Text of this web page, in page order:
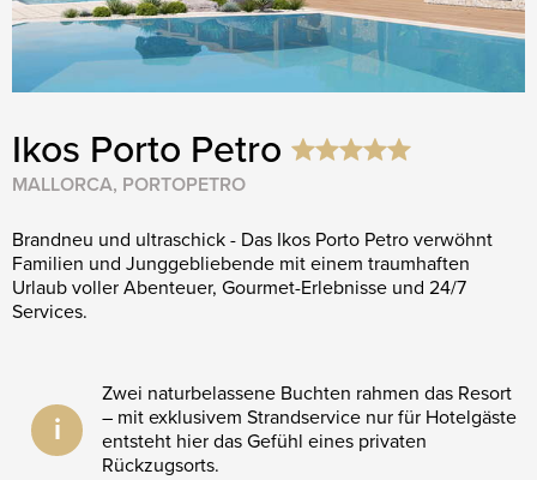
Ikos Porto Petro
MALLORCA, PORTOPETRO
Brandneu und ultraschick - Das Ikos Porto Petro verwöhnt
Familien und Junggebliebende mit einem traumhaften
Urlaub voller Abenteuer, Gourmet-Erlebnisse und 24/7
Services.
i
Zwei naturbelassene Buchten rahmen das Resort
– mit exklusivem Strandservice nur für Hotelgäste
entsteht hier das Gefühl eines privaten
Rückzugsorts.